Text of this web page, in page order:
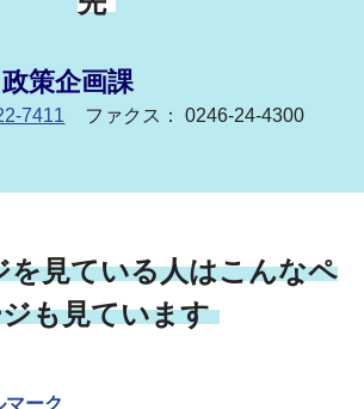
策企画課
7411 ファクス： 0246-24-4300
を見ている人はこんなペ
も見ています
マーク